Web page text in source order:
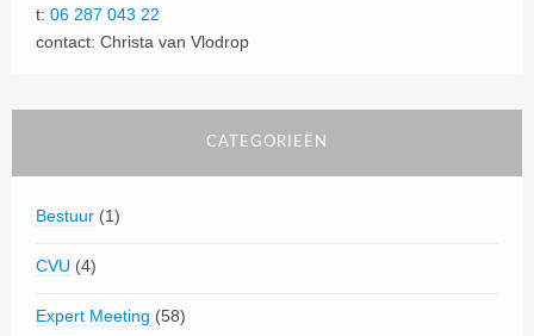
t: 06 287 043 22
contact: Christa van Vlodrop
CATEGORIEËN
Bestuur (1)
CVU (4)
Expert Meeting (58)